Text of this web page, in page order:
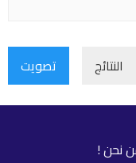
النتائج تصويت
نحن !